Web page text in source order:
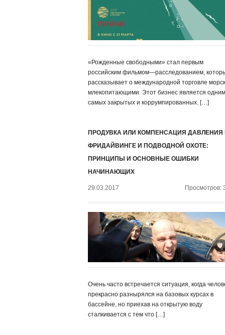
«Рожденные свободными» стал первым
российским фильмом—расследованием,
рассказывает о международной торговле
млекопитающими. Этот бизнес является
самых закрытых и коррумпированных. […]
ПРОДУВКА ИЛИ КОМПЕНСАЦИЯ ДАВЛЕНИЯ
ФРИДАЙВИНГЕ И ПОДВОДНОЙ ОХОТЕ:
ПРИНЦИПЫ И ОСНОВНЫЕ ОШИБКИ
НАЧИНАЮЩИХ
29.03.2017 Просмотров:
Очень часто встречается ситуация, когда
прекрасно разнырялся на базовых курсах в
бассейне, но приехав на открытую воду
сталкивается с тем что […]